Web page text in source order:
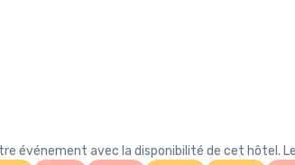
événement avec la disponibilité de cet hôtel.